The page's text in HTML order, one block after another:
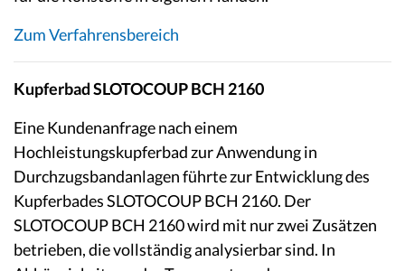
Zum Verfahrensbereich
Kupferbad SLOTOCOUP BCH 2160
Eine Kundenanfrage nach einem
Hochleistungskupferbad zur Anwendung in
Durchzugsbandanlagen führte zur Entwicklung des
Kupferbades SLOTOCOUP BCH 2160. Der
SLOTOCOUP BCH 2160 wird mit nur zwei Zusätzen
betrieben, die vollständig analysierbar sind. In